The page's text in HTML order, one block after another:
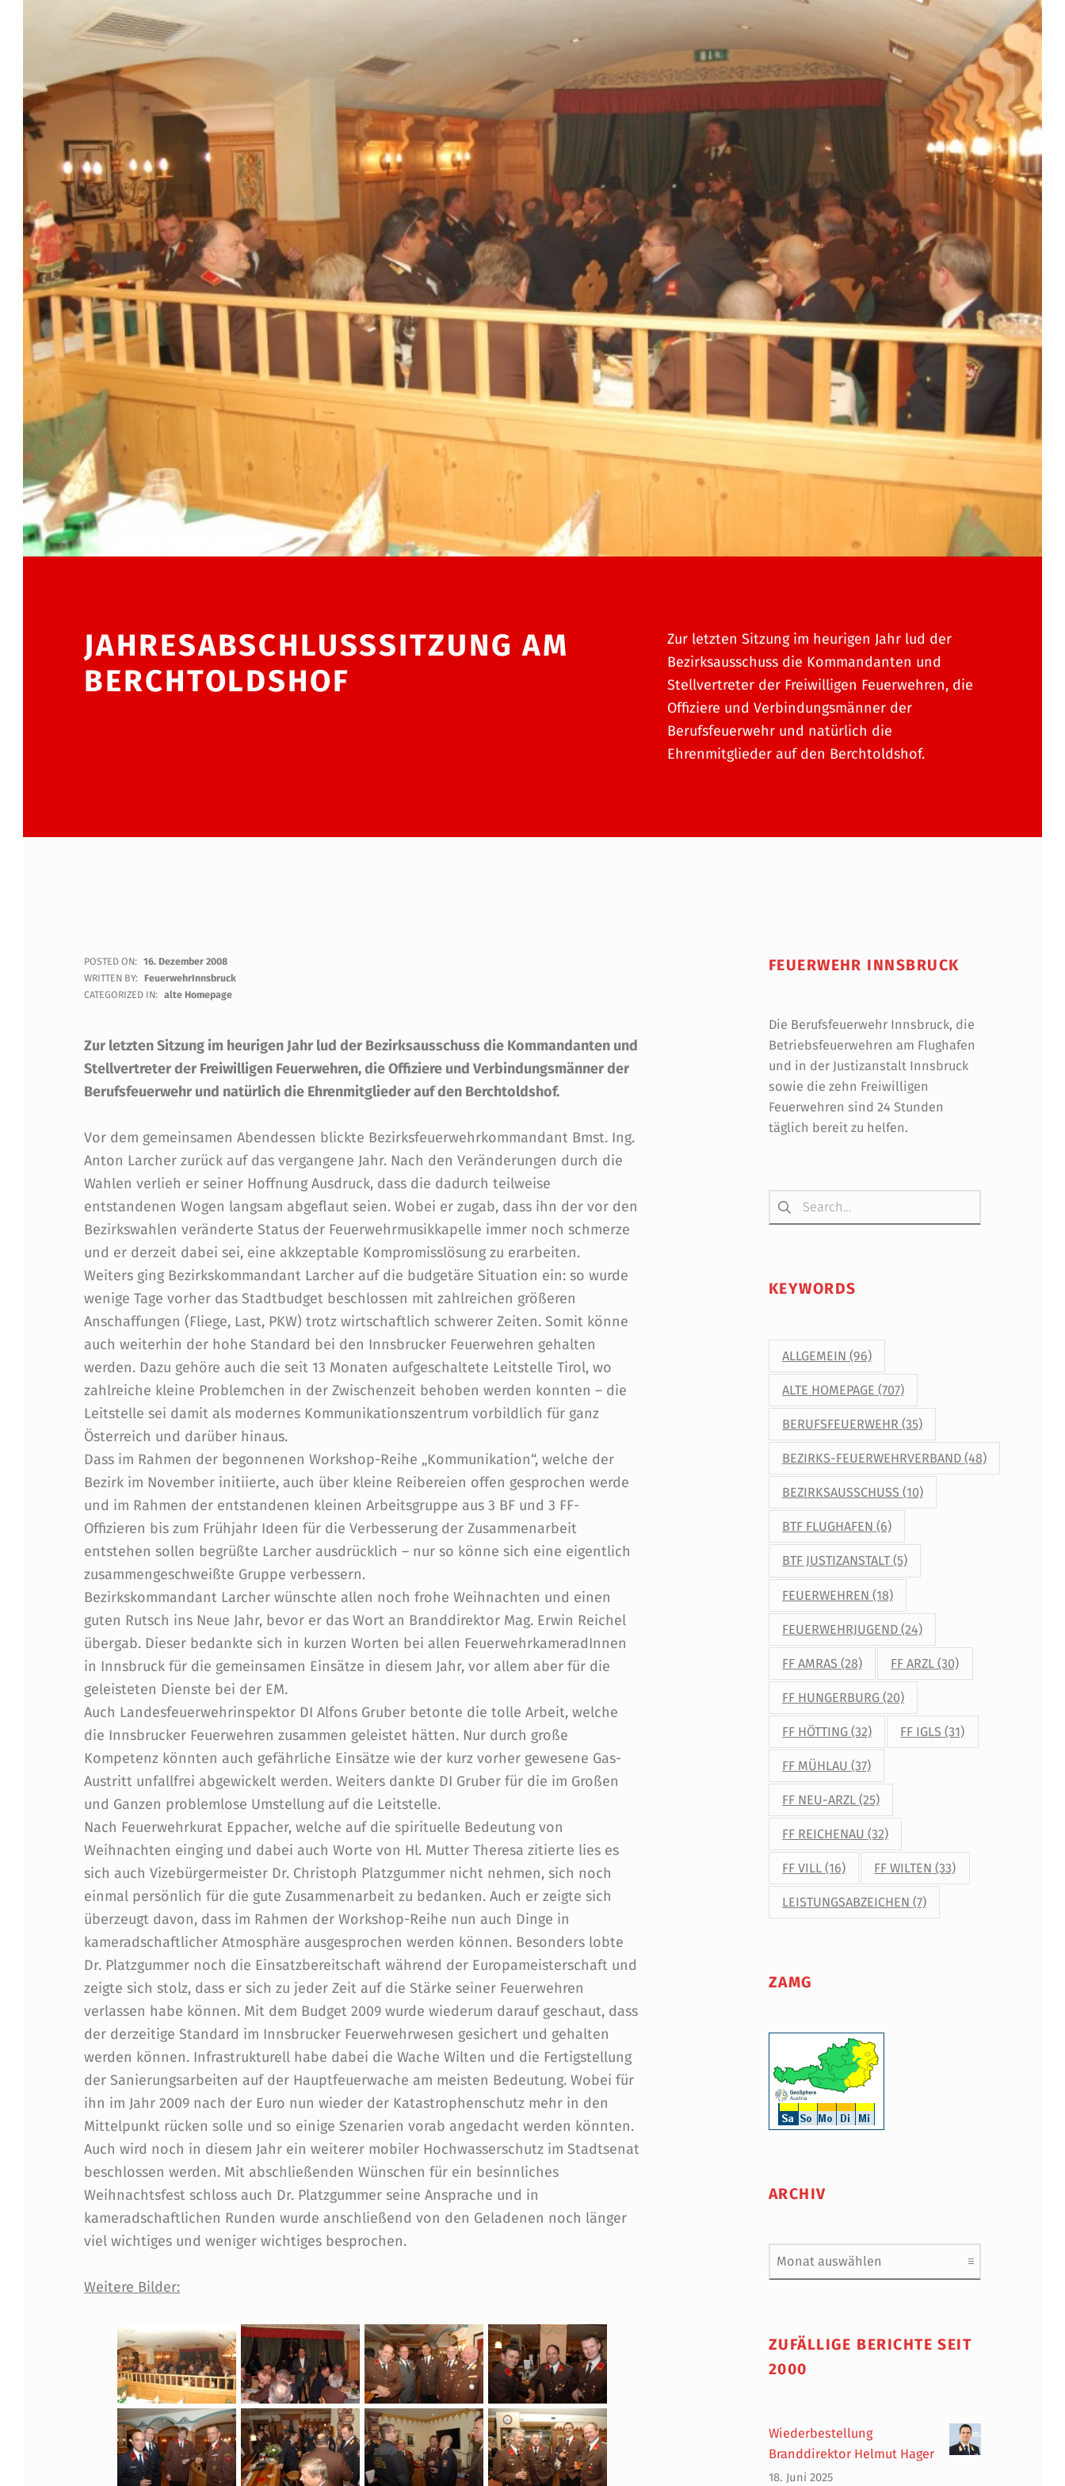
JAHRESABSCHLUSSSITZUNG AM
BERCHTOLDSHOF
Zur letzten Sitzung im heurigen Jahr lud der
Bezirksausschuss die Kommandanten und
Stellvertreter der Freiwilligen Feuerwehren, die
Offiziere und Verbindungsmänner der
Berufsfeuerwehr und natürlich die
Ehrenmitglieder auf den Berchtoldshof.
J
A
H
R
S
A
B
S
C
H
L
U
S
S
S
I
T
Z
U
N
G
A
M
B
E
R
C
H
T
O
L
D
S
H
O
F
POSTED ON: 16. Dezember 2008
WRITTEN BY: FeuerwehrInnsbruck
CATEGORIZED IN: alte Homepage
Zur letzten Sitzung im heurigen Jahr lud der Bezirksausschuss die Kommandanten und
Stellvertreter der Freiwilligen Feuerwehren, die Offiziere und Verbindungsmänner der
Berufsfeuerwehr und natürlich die Ehrenmitglieder auf den Berchtoldshof.
Vor dem gemeinsamen Abendessen blickte Bezirksfeuerwehrkommandant Bmst. Ing.
Anton Larcher zurück auf das vergangene Jahr. Nach den Veränderungen durch die
Wahlen verlieh er seiner Hoffnung Ausdruck, dass die dadurch teilweise
entstandenen Wogen langsam abgeflaut seien. Wobei er zugab, dass ihn der vor den
Bezirkswahlen veränderte Status der Feuerwehrmusikkapelle immer noch schmerze
und er derzeit dabei sei, eine akkzeptable Kompromisslösung zu erarbeiten.
Weiters ging Bezirkskommandant Larcher auf die budgetäre Situation ein: so wurde
wenige Tage vorher das Stadtbudget beschlossen mit zahlreichen größeren
Anschaffungen (Fliege, Last, PKW) trotz wirtschaftlich schwerer Zeiten. Somit könne
auch weiterhin der hohe Standard bei den Innsbrucker Feuerwehren gehalten
werden. Dazu gehöre auch die seit 13 Monaten aufgeschaltete Leitstelle Tirol, wo
zahlreiche kleine Problemchen in der Zwischenzeit behoben werden konnten – die
Leitstelle sei damit als modernes Kommunikationszentrum vorbildlich für ganz
Österreich und darüber hinaus.
Dass im Rahmen der begonnenen Workshop-Reihe „Kommunikation“, welche der
Bezirk im November initiierte, auch über kleine Reibereien offen gesprochen werde
und im Rahmen der entstandenen kleinen Arbeitsgruppe aus 3 BF und 3 FF-
Offizieren bis zum Frühjahr Ideen für die Verbesserung der Zusammenarbeit
entstehen sollen begrüßte Larcher ausdrücklich – nur so könne sich eine eigentlich
zusammengeschweißte Gruppe verbessern.
Bezirkskommandant Larcher wünschte allen noch frohe Weihnachten und einen
guten Rutsch ins Neue Jahr, bevor er das Wort an Branddirektor Mag. Erwin Reichel
übergab. Dieser bedankte sich in kurzen Worten bei allen FeuerwehrkameradInnen
in Innsbruck für die gemeinsamen Einsätze in diesem Jahr, vor allem aber für die
geleisteten Dienste bei der EM.
Auch Landesfeuerwehrinspektor DI Alfons Gruber betonte die tolle Arbeit, welche
die Innsbrucker Feuerwehren zusammen geleistet hätten. Nur durch große
Kompetenz könnten auch gefährliche Einsätze wie der kurz vorher gewesene Gas-
Austritt unfallfrei abgewickelt werden. Weiters dankte DI Gruber für die im Großen
und Ganzen problemlose Umstellung auf die Leitstelle.
Nach Feuerwehrkurat Eppacher, welche auf die spirituelle Bedeutung von
Weihnachten einging und dabei auch Worte von Hl. Mutter Theresa zitierte lies es
sich auch Vizebürgermeister Dr. Christoph Platzgummer nicht nehmen, sich noch
einmal persönlich für die gute Zusammenarbeit zu bedanken. Auch er zeigte sich
überzeugt davon, dass im Rahmen der Workshop-Reihe nun auch Dinge in
kameradschaftlicher Atmosphäre ausgesprochen werden können. Besonders lobte
Dr. Platzgummer noch die Einsatzbereitschaft während der Europameisterschaft und
zeigte sich stolz, dass er sich zu jeder Zeit auf die Stärke seiner Feuerwehren
verlassen habe können. Mit dem Budget 2009 wurde wiederum darauf geschaut, dass
der derzeitige Standard im Innsbrucker Feuerwehrwesen gesichert und gehalten
werden können. Infrastrukturell habe dabei die Wache Wilten und die Fertigstellung
der Sanierungsarbeiten auf der Hauptfeuerwache am meisten Bedeutung. Wobei für
ihn im Jahr 2009 nach der Euro nun wieder der Katastrophenschutz mehr in den
Mittelpunkt rücken solle und so einige Szenarien vorab angedacht werden könnten.
Auch wird noch in diesem Jahr ein weiterer mobiler Hochwasserschutz im Stadtsenat
beschlossen werden. Mit abschließenden Wünschen für ein besinnliches
Weihnachtsfest schloss auch Dr. Platzgummer seine Ansprache und in
kameradschaftlichen Runden wurde anschließend von den Geladenen noch länger
viel wichtiges und weniger wichtiges besprochen.
Weitere Bilder:
FEUERWEHR INNSBRUCK
Die Berufsfeuerwehr Innsbruck, die
Betriebsfeuerwehren am Flughafen
und in der Justizanstalt Innsbruck
sowie die zehn Freiwilligen
Feuerwehren sind 24 Stunden
täglich bereit zu helfen.
Suchen nach:
KEYWORDS
ALLGEMEIN (96)
ALTE HOMEPAGE (707)
BERUFSFEUERWEHR (35)
BEZIRKS-FEUERWEHRVERBAND (48)
BEZIRKSAUSSCHUSS (10)
BTF FLUGHAFEN (6)
BTF JUSTIZANSTALT (5)
FEUERWEHREN (18)
FEUERWEHRJUGEND (24)
FF AMRAS (28) FF ARZL (30)
FF HUNGERBURG (20)
FF HÖTTING (32) FF IGLS (31)
FF MÜHLAU (37)
FF NEU-ARZL (25)
FF REICHENAU (32)
FF VILL (16) FF WILTEN (33)
LEISTUNGSABZEICHEN (7)
ZAMG
ARCHIV
Archiv
ZUFÄLLIGE BERICHTE SEIT
2000
Wiederbestellung
Branddirektor Helmut Hager
18. Juni 2025